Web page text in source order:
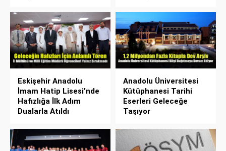
Eskişehir Anadolu
İmam Hatip Lisesi’nde
Hafızlığa İlk Adım
Dualarla Atıldı
Anadolu Üniversitesi
Kütüphanesi Tarihi
Eserleri Geleceğe
Taşıyor